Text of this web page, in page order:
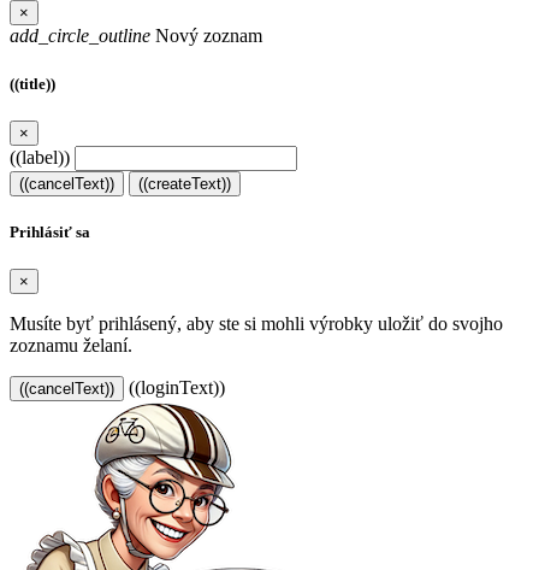
×
add_circle_outline Nový zoznam
((title))
×
((label))
((cancelText)) ((createText))
Prihlásiť sa
×
Musíte byť prihlásený, aby ste si mohli výrobky uložiť do svojho
zoznamu želaní.
((cancelText)) ((loginText))